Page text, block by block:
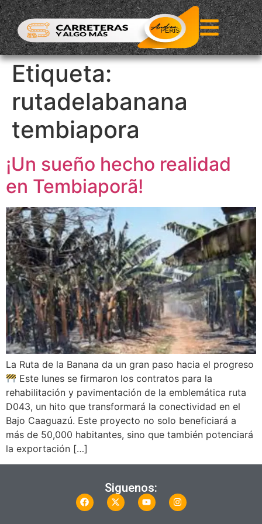
Etiqueta:
rutadelabanana
tembiapora
¡Un sueño hecho realidad
en Tembiaporã!
La Ruta de la Banana da un gran paso hacia el progreso
Este lunes se firmaron los contratos para la
rehabilitación y pavimentación de la emblemática ruta
D043, un hito que transformará la conectividad en el
Bajo Caaguazú. Este proyecto no solo beneficiará a
más de 50,000 habitantes, sino que también potenciará
la exportación […]
Siguenos: